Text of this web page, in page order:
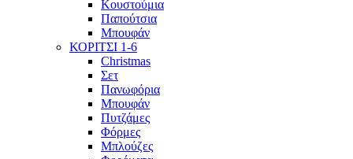
Κουστούμια
Παπούτσια
Μπουφάν
ΚΟΡΙΤΣΙ 1-6
Christmas
Σετ
Πανωφόρια
Μπουφάν
Πυτζάμες
Φόρμες
Μπλούζες